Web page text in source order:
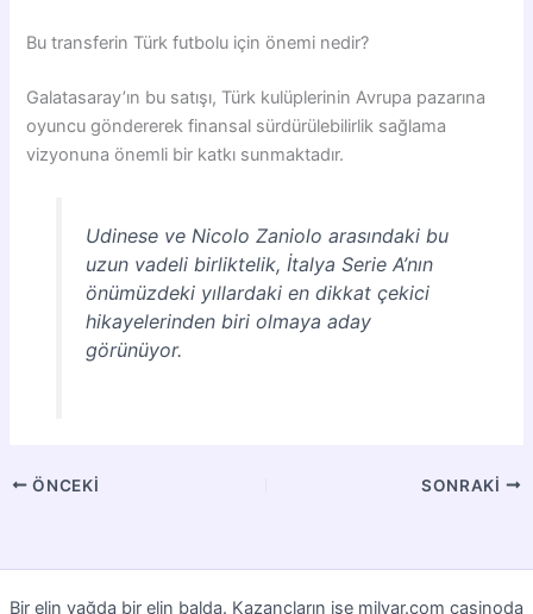
Bu transferin Türk futbolu için önemi nedir?
Galatasaray’ın bu satışı, Türk kulüplerinin Avrupa pazarına
oyuncu göndererek finansal sürdürülebilirlik sağlama
vizyonuna önemli bir katkı sunmaktadır.
Udinese ve Nicolo Zaniolo arasındaki bu
uzun vadeli birliktelik, İtalya Serie A’nın
önümüzdeki yıllardaki en dikkat çekici
hikayelerinden biri olmaya aday
görünüyor.
ÖNCEKI SONRAKI
Bir elin yağda bir elin balda. Kazançların ise milyar.com casinoda